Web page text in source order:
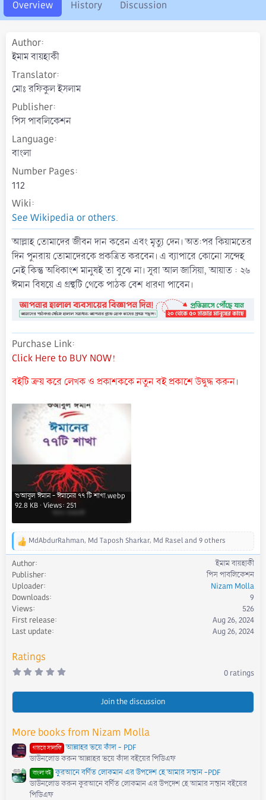
o
Overview History Discussion
Author
ইমাম বায়হাকী
Translator
মোঃ রফিকুল ইসলাম
Publisher
পিস পাবলিকেশন
Language
বাংলা
Number Pages
112
Wiki
See Wikipedia or others.
আল্লাহ তোমাদের জীবন দান করেন এবং মৃত্যু দেন। অত:পর কিয়ামতের
দিন পুনরায় তোমাদেরকে প্রকত্রিত করবেন। এ ব্যাপারে কোনো সন্দেহ
নেই কিন্তু অধিকাংশ মানুষই তা বুঝে না। সূরা আল জাসিয়া, আয়াত : ২৬
ঈমান বিষয়ে এ গ্রন্থটি থেকে পাঠক বেশ ধারণা পাবেন।
Purchase Link
Click Here to BUY NOW!
বইটি ক্রয় করে লেখক ও প্রকাশককে নতুন বই প্রকাশে উদ্বুদ্ধ করুন।
শুআবুল ঈমান - ঈমানের ৭৭ টি শাখা.webp
92.8 KB · Views: 251
R
e
a
c
t
i
o
n
s
MdAbdurRahman, Md Taposh Sharkar, Md Raseland 9 others
Author
ইমাম বায়হাকী
Publisher
পিস পাবলিকেশন
Uploader
Nizam Molla
Downloads
9
Views
526
First release
Aug 26, 2024
Last update
Aug 26, 2024
Ratings
0
0
(
)
0 ratings
Join the discussion
More books from Nizam Molla
গায়রে সালাফি আল্লাহর ভয়ে কাঁদা - PDF
ডাউনলোড করুন আল্লাহর ভয়ে কাঁদা বইয়ের পিডিএফ
বাংলা বই কুরআনে বর্ণিত লোকমান এর উপদেশ হে আমার সন্তান -PDF
ডাউনলোড করুন কুরআনে বর্ণিত লোকমান এর উপদেশ হে আমার সন্তান বইয়ের
পিডিএফ